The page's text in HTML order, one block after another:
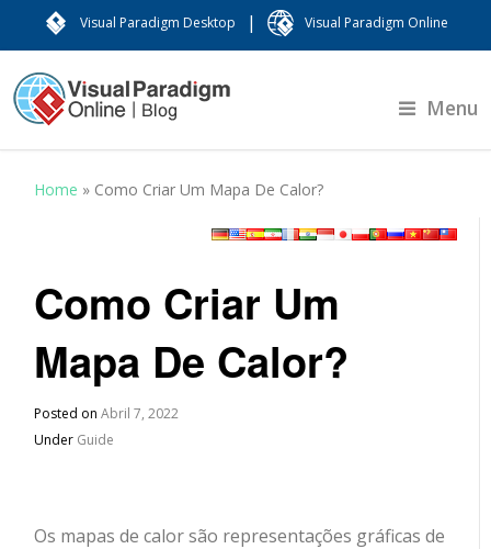
Visual Paradigm Desktop | Visual Paradigm Online
Menu
Home » Como Criar Um Mapa De Calor?
Como Criar Um
Mapa De Calor?
Posted onAbril 7, 2022
Under Guide
Os mapas de calor são representações gráficas de